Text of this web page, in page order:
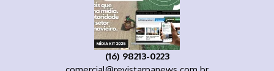
(16) 98213-0223